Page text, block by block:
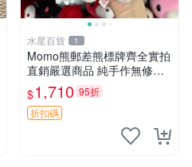
水星百貨 1
Momo熊郵差熊標牌齊全實拍
直銷嚴選商品 純手作無修圖
可收藏 郵差熊 Momo熊 標牌
商品
$1,710 95折
折扣碼